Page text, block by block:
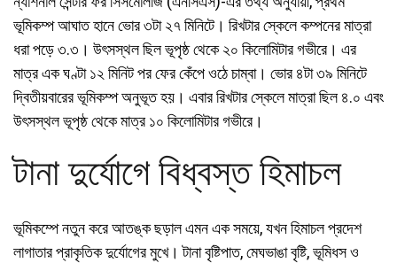
ভূমিকম্প আঘাত হানে ভোর ৩টা ২৭ মিনিটে। রিখটার স্কেলে কম্পনের মাত্রা
ধরা পড়ে ৩.৩। উৎসস্থল ছিল ভূপৃষ্ঠ থেকে ২০ কিলোমিটার গভীরে। এর
মাত্র এক ঘণ্টা ১২ মিনিট পর ফের কেঁপে ওঠে চাম্বা। ভোর ৪টা ৩৯ মিনিটে
দ্বিতীয়বারের ভূমিকম্প অনুভূত হয়। এবার রিখটার স্কেলে মাত্রা ছিল ৪.০ এবং
উৎসস্থল ভূপৃষ্ঠ থেকে মাত্র ১০ কিলোমিটার গভীরে।
টানা দুর্যোগে বিধ্বস্ত হিমাচল
ভূমিকম্পে নতুন করে আতঙ্ক ছড়াল এমন এক সময়ে, যখন হিমাচল প্রদেশ
লাগাতার প্রাকৃতিক দুর্যোগের মুখে। টানা বৃষ্টিপাত, মেঘভাঙা বৃষ্টি, ভূমিধস ও